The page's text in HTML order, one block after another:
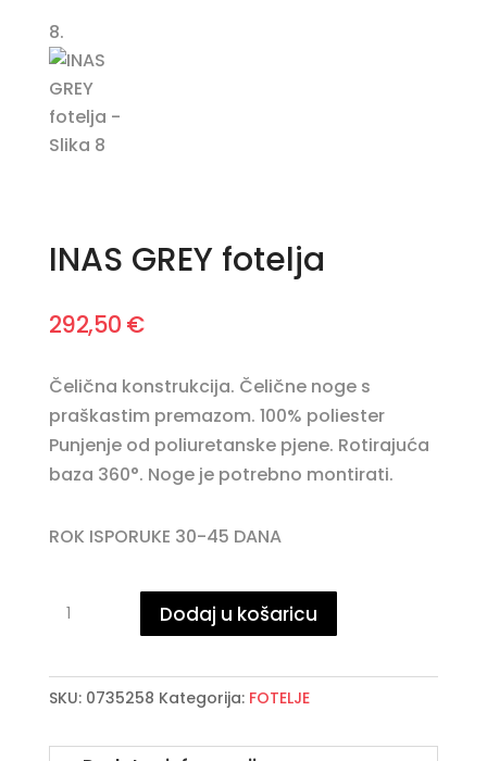
INAS GREY fotelja
292,50 €
Čelična konstrukcija. Čelične noge s
praškastim premazom. 100% poliester
Punjenje od poliuretanske pjene. Rotirajuća
baza 360°. Noge je potrebno montirati.
ROK ISPORUKE 30-45 DANA
GREY
količina
Dodaj u košaricu
SKU: 0735258 Kategorija: FOTELJE